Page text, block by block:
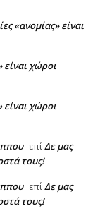
«ανομίας» είναι
είναι χώροι
είναι χώροι
επίΔε μας
τους!
επίΔε μας
τους!